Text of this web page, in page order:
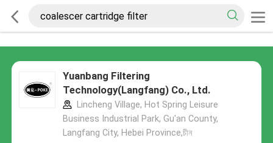
Yuanbang Filtering
Technology(Langfang) Co., Ltd.
Lincheng Village, Hot Spring Leisure
Business Industrial Park, Gu'an County,
Langfang City, Hebei Province,চীন